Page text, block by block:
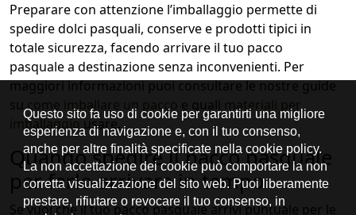
Preparare con attenzione l’imballaggio permette di
spedire dolci pasquali, conserve e prodotti tipici in
totale sicurezza, facendo arrivare il tuo pacco
pasquale a destinazione senza inconvenienti. Per
maggiori informazioni puoi consultare le nostre guide
sucome imballare un pacco e quali materiali per
imballaggiousare.
Quando spedire il pacco pasquale
per farlo arrivare in tempo
Se vuoi che il tuo pacco pasquale arrivi puntuale per le